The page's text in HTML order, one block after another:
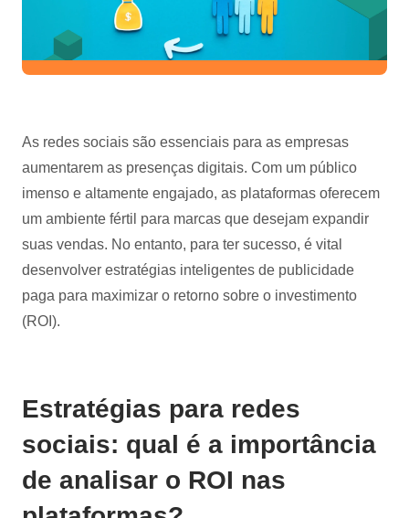
As redes sociais são essenciais para as empresas
aumentarem as presenças digitais. Com um público
imenso e altamente engajado, as plataformas oferecem
um ambiente fértil para marcas que desejam expandir
suas vendas. No entanto, para ter sucesso, é vital
desenvolver estratégias inteligentes de publicidade
paga para maximizar o retorno sobre o investimento
(ROI).
Estratégias para redes
sociais: qual é a importância
de analisar o ROI nas